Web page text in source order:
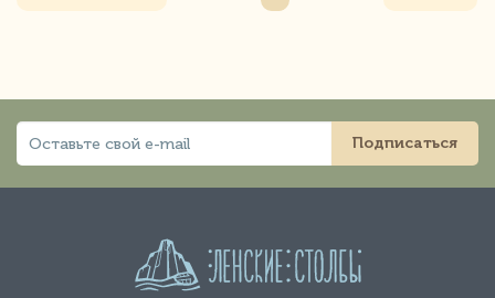
Подписаться